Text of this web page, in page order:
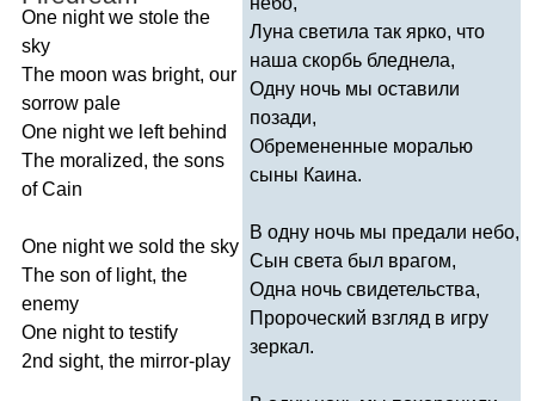
One night we stole the
sky
The moon was bright, our
sorrow pale
One night we left behind
The moralized, the sons
of Cain
One night we sold the sky
The son of light, the
enemy
One night to testify
2nd sight, the mirror-play
Луна светила так ярко, что
наша скорбь бледнела,
Одну ночь мы оставили
позади,
Обремененные моралью
сыны Каина.
В одну ночь мы предали небо,
Сын света был врагом,
Одна ночь свидетельства,
Пророческий взгляд в игру
зеркал.